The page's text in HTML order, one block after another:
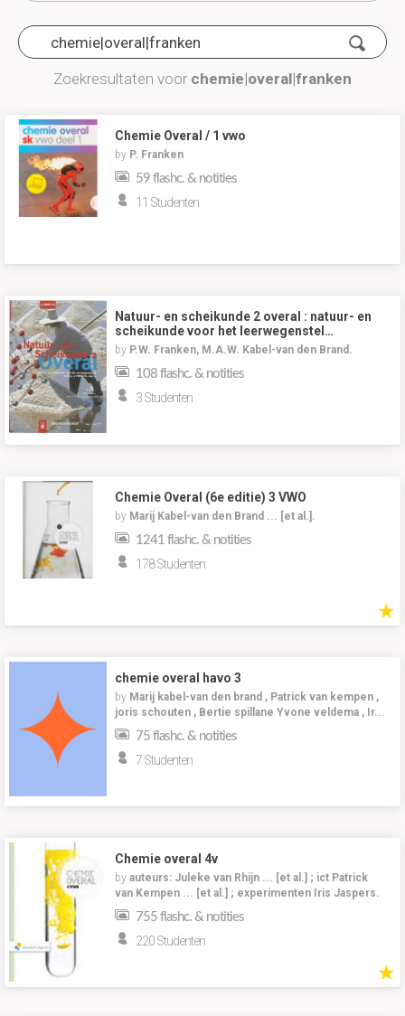
Zoekresultaten voor chemie|overal|franken
Chemie Overal / 1 vwo
by P. Franken
59 flashc. & notities
11 Studenten
Natuur- en scheikunde 2 overal : natuur- en
scheikunde voor het leerwegenstel…
by P.W. Franken, M.A.W. Kabel-van den Brand.
108 flashc. & notities
3 Studenten
★
Chemie Overal (6e editie) 3 VWO
by Marij Kabel-van den Brand ... [et al.].
1241 flashc. & notities
178 Studenten
chemie overal havo 3
by Marij kabel-van den brand , Patrick van kempen ,
joris schouten , Bertie spillane Yvone veldema , Ir...
75 flashc. & notities
7 Studenten
★
Chemie overal 4v
by auteurs: Juleke van Rhijn ... [et al.] ; ict Patrick
van Kempen ... [et al.] ; experimenten Iris Jaspers.
755 flashc. & notities
220 Studenten